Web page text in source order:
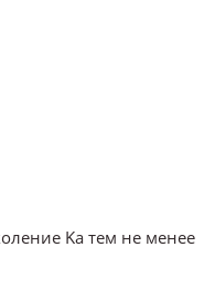
Ka тем не менее